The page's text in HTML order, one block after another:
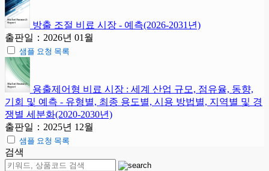
방출 조절 비료 시장 - 예측(2026-2031년)
출판일：2026년 01월
샘플 요청 목록
용출제어형 비료 시장 : 세계 산업 규모, 점유율, 동향,
기회 및 예측 - 유형별, 최종 용도별, 시용 방법별, 지역별 및 경
쟁별 세분화(2020-2030년)
출판일：2025년 12월
샘플 요청 목록
검색